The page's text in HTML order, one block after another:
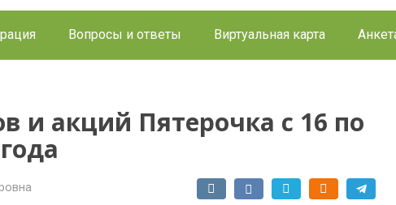
Вопросы и ответы Виртуальная карта
и акций Пятерочка с 16 по